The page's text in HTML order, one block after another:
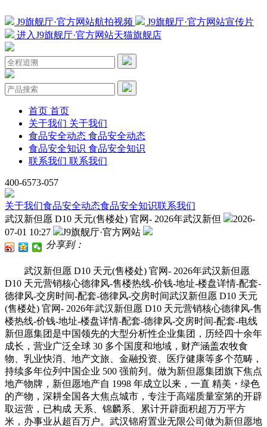
J9旗舰厅·官方网站航拍视频
J9旗舰厅·官方网站宣传片
进入J9旗舰厅·官方网站天猫旗舰店
首页 首页
关于我们 关于我们
食品安全动态 食品安全动态
食品安全知识 食品安全知识
联系我们 联系我们
400-6573-057
关于我们食品安全动态食品安全知识联系我们
武汉新但愿 D10 天元(售楼处) 官网- 2026年武汉新但
2026-
07-01 10:27
J9旗舰厅·官方网站
分享到：
武汉新但愿 D10 天元(售楼处) 官网- 2026年武汉新但愿
D10 天元营销核心德律风-售楼热线-价钱-地址-楼盘详情-配套-
德律风-交房时间-配套-德律风-交房时间武汉新但愿 D10 天元
(售楼处) 官网- 2026年武汉新但愿 D10 天元营销核心德律风-售
楼热线-价钱-地址-楼盘详情-配套-德律风-交房时间-配套-电线
新但愿集团是中国领先的大型分析性企业集团，历经四十余年
成长，营业广泛全球 30 多个国度和地域，财产涵盖农牧食
物、乳业快消、地产文旅、金融投资、医疗健康等多个范畴，
持续多年位列中国企业 500 强前列。做为新但愿集团旗下焦点
地产物牌，新但愿地产自 1998 年成立以来，一直 精美・绿色
的产物，深耕全国各大焦点城市，专注于高端质量室第的开辟
取运营，已构成 天系、锦麟系、累计开辟面积超万万平方
米，办事业从超百万户。武汉锦府置业无限公司做为新但愿地